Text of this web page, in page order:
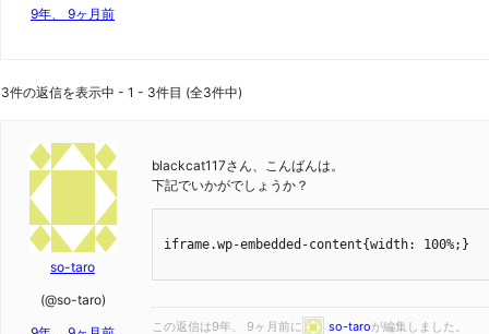
9年、 9ヶ月前
3件の返信を表示中 - 1 - 3件目 (全3件中)
so-taro
(@so-taro)
blackcat117さん、こんばんは。
下記でいかがでしょうか？
iframe.wp-embedded-content{width: 100%;}
この返信は9年、 9ヶ月前に so-taroが編集しました。